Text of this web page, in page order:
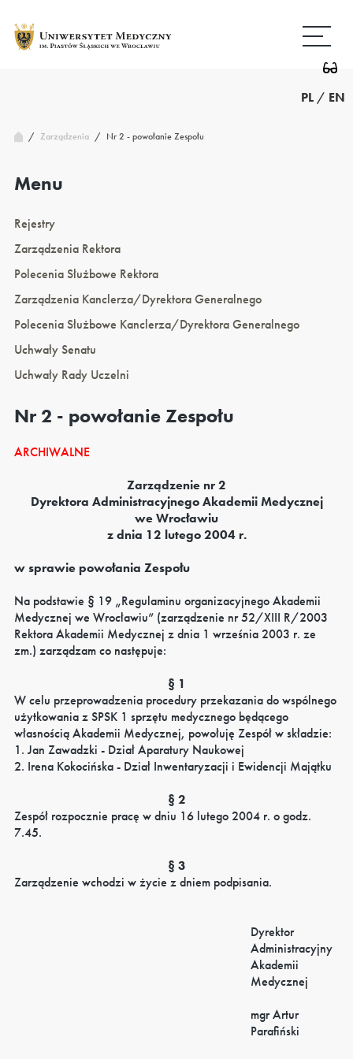
treści
strony
PL / EN
/ Zarządzenia / Nr 2 - powołanie Zespołu
Menu
Rejestry
Zarządzenia Rektora
Polecenia Służbowe Rektora
Zarządzenia Kanclerza/Dyrektora Generalnego
Polecenia Służbowe Kanclerza/Dyrektora Generalnego
Uchwały Senatu
Uchwały Rady Uczelni
Nr 2 - powołanie Zespołu
ARCHIWALNE
Zarządzenie nr 2
Dyrektora Administracyjnego Akademii Medycznej
we Wrocławiu
z dnia 12 lutego 2004 r.
w sprawie powołania Zespołu
Na podstawie § 19 „Regulaminu organizacyjnego Akademii
Medycznej we Wrocławiu” (zarządzenie nr 52/XIII R/2003
Rektora Akademii Medycznej z dnia 1 września 2003 r. ze
zm.) zarządzam co następuje:
§ 1
W celu przeprowadzenia procedury przekazania do wspólnego
użytkowania z SPSK 1 sprzętu medycznego będącego
własnością Akademii Medycznej, powołuję Zespół w składzie:
1. Jan Zawadzki - Dział Aparatury Naukowej
2. Irena Kokocińska - Dział Inwentaryzacji i Ewidencji Majątku
§ 2
Zespół rozpocznie pracę w dniu 16 lutego 2004 r. o godz.
7.45.
§ 3
Zarządzenie wchodzi w życie z dniem podpisania.
Dyrektor
Administracyjny
Akademii
Medycznej
mgr Artur
Parafiński